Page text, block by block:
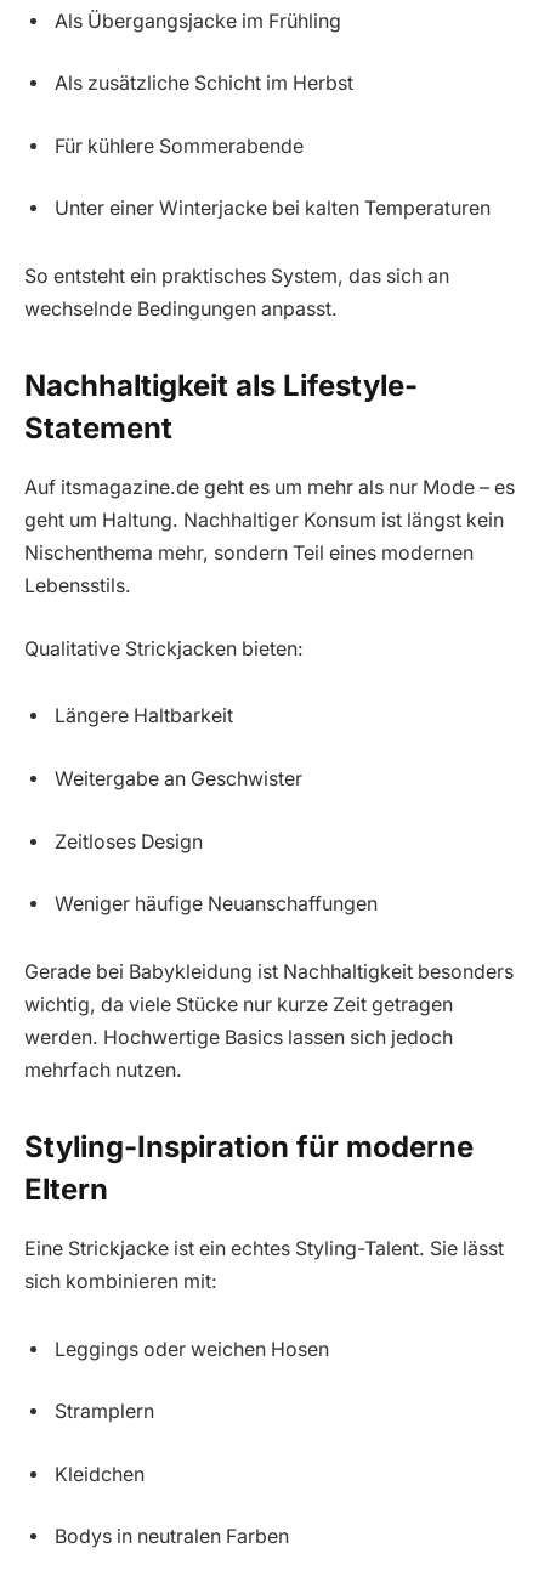
Als Übergangsjacke im Frühling
Als zusätzliche Schicht im Herbst
Für kühlere Sommerabende
Unter einer Winterjacke bei kalten Temperaturen
So entsteht ein praktisches System, das sich an
wechselnde Bedingungen anpasst.
Nachhaltigkeit als Lifestyle-
Statement
Auf itsmagazine.de geht es um mehr als nur Mode – es
geht um Haltung. Nachhaltiger Konsum ist längst kein
Nischenthema mehr, sondern Teil eines modernen
Lebensstils.
Qualitative Strickjacken bieten:
Längere Haltbarkeit
Weitergabe an Geschwister
Zeitloses Design
Weniger häufige Neuanschaffungen
Gerade bei Babykleidung ist Nachhaltigkeit besonders
wichtig, da viele Stücke nur kurze Zeit getragen
werden. Hochwertige Basics lassen sich jedoch
mehrfach nutzen.
Styling-Inspiration für moderne
Eltern
Eine Strickjacke ist ein echtes Styling-Talent. Sie lässt
sich kombinieren mit:
Leggings oder weichen Hosen
Stramplern
Kleidchen
Bodys in neutralen Farben